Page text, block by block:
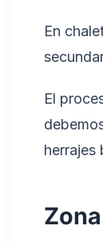
En
El
herrajes